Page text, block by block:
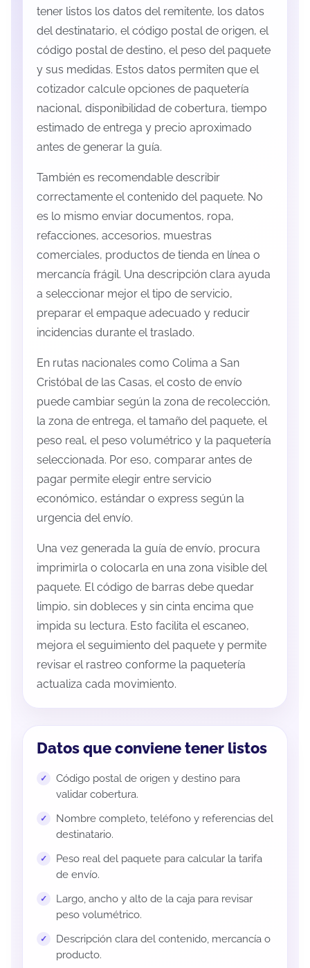
tener listos los datos del remitente, los datos
del destinatario, el código postal de origen, el
código postal de destino, el peso del paquete
y sus medidas. Estos datos permiten que el
cotizador calcule opciones de paquetería
nacional, disponibilidad de cobertura, tiempo
estimado de entrega y precio aproximado
antes de generar la guía.
También es recomendable describir
correctamente el contenido del paquete. No
es lo mismo enviar documentos, ropa,
refacciones, accesorios, muestras
comerciales, productos de tienda en línea o
mercancía frágil. Una descripción clara ayuda
a seleccionar mejor el tipo de servicio,
preparar el empaque adecuado y reducir
incidencias durante el traslado.
En rutas nacionales como Colima a San
Cristóbal de las Casas, el costo de envío
puede cambiar según la zona de recolección,
la zona de entrega, el tamaño del paquete, el
peso real, el peso volumétrico y la paquetería
seleccionada. Por eso, comparar antes de
pagar permite elegir entre servicio
económico, estándar o express según la
urgencia del envío.
Una vez generada la guía de envío, procura
imprimirla o colocarla en una zona visible del
paquete. El código de barras debe quedar
limpio, sin dobleces y sin cinta encima que
impida su lectura. Esto facilita el escaneo,
mejora el seguimiento del paquete y permite
revisar el rastreo conforme la paquetería
actualiza cada movimiento.
Datos que conviene tener listos
Código postal de origen y destino para
validar cobertura.
Nombre completo, teléfono y referencias del
destinatario.
Peso real del paquete para calcular la tarifa
de envío.
Largo, ancho y alto de la caja para revisar
peso volumétrico.
Descripción clara del contenido, mercancía o
producto.